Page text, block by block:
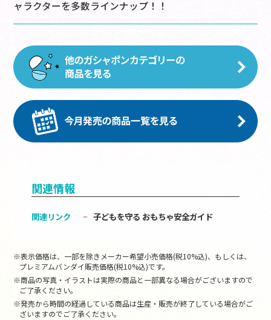
ャラクターを多数ラインナップ！！
関連情報
関連リンク 子どもを守る おもちゃ安全ガイド
※表示価格は、一部を除きメーカー希望小売価格(税10%込)、もしくは、
プレミアムバンダイ販売価格(税10%込)です。
※商品の写真・イラストは実際の商品と一部異なる場合がございますので
ご了承ください。
※発売から時間の経過している商品は生産・販売が終了している場合がご
ざいますのでご了承ください。